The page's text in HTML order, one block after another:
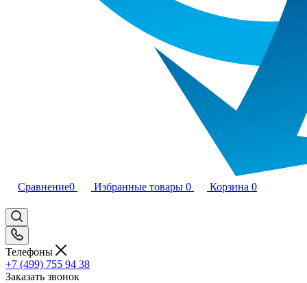
Сравнение0 Избранные товары 0 Корзина 0
Телефоны
+7 (499) 755 94 38
Заказать звонок